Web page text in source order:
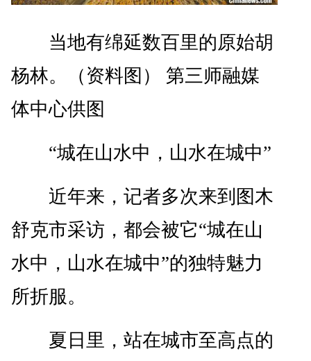
当地有绵延数百里的原始胡
杨林。（资料图） 第三师融媒
体中心供图
“城在山水中，山水在城中”
近年来，记者多次来到图木
舒克市采访，都会被它“城在山
水中，山水在城中”的独特魅力
所折服。
夏日里，站在城市至高点的